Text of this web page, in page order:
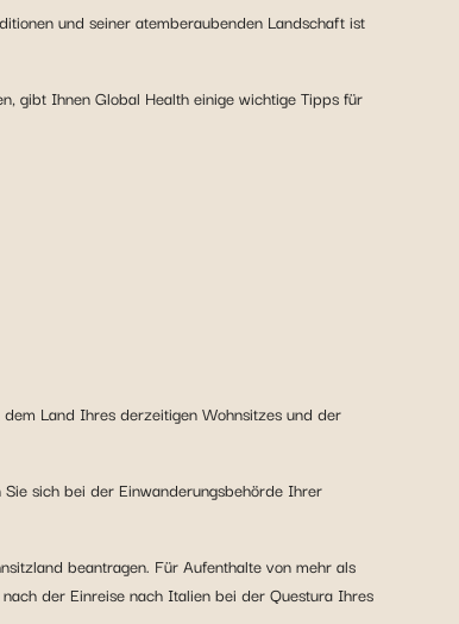
und seiner atemberaubenden Landschaft ist
gibt Ihnen Global Health einige wichtige Tipps für
Land Ihres derzeitigen Wohnsitzes und der
sich bei der Einwanderungsbehörde Ihrer
beantragen. Für Aufenthalte von mehr als
der Einreise nach Italien bei der Questura Ihres